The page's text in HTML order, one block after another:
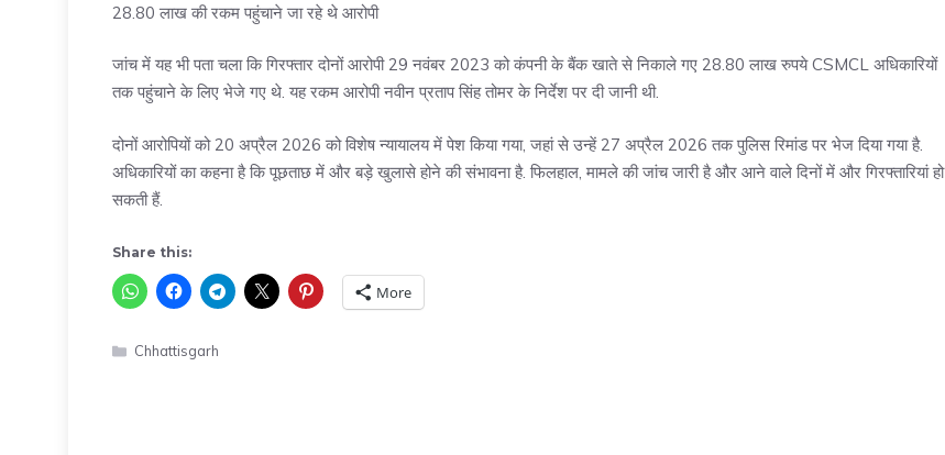
28.80 लाख की रकम पहुंचाने जा रहे थे आरोपी
जांच में यह भी पता चला कि गिरफ्तार दोनों आरोपी 29 नवंबर 2023 को कंपनी के बैंक खाते से निकाले गए 28.80 लाख रुपये CSMCL अधिकारियों
तक पहुंचाने के लिए भेजे गए थे. यह रकम आरोपी नवीन प्रताप सिंह तोमर के निर्देश पर दी जानी थी.
दोनों आरोपियों को 20 अप्रैल 2026 को विशेष न्यायालय में पेश किया गया, जहां से उन्हें 27 अप्रैल 2026 तक पुलिस रिमांड पर भेज दिया गया है.
अधिकारियों का कहना है कि पूछताछ में और बड़े खुलासे होने की संभावना है. फिलहाल, मामले की जांच जारी है और आने वाले दिनों में और गिरफ्तारियां हो
सकती हैं.
Share this:
More
Categories
Chhattisgarh